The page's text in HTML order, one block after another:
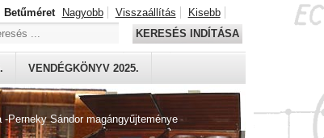
Perneky Sándor magángyűjteménye
VENDÉGKÖNYV 2025.
Betűméret Nagyobb Visszaállítás
Kisebb
KERESÉS INDÍTÁSA